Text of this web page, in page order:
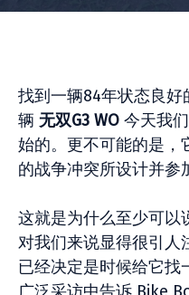
找到一辆84年状态良
辆 无双G3 WO 今天我
始的。更不可能的是，
的战争冲突所设计并参
这就是为什么至少可以
对我们来说显得很引人
已经决定是时候给它找